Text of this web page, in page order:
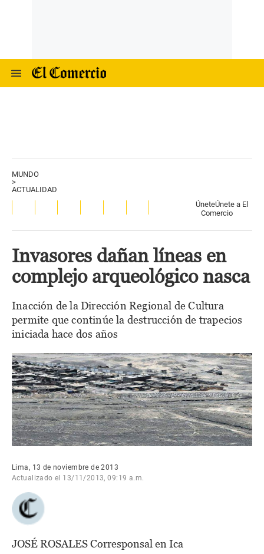
MUNDO
>
ACTUALIDAD
ÚneteÚnete a El
Comercio
Invasores dañan líneas en
complejo arqueológico nasca
Inacción de la Dirección Regional de Cultura
permite que continúe la destrucción de trapecios
iniciada hace dos años
Lima, 13 de noviembre de 2013
Actualizado el 13/11/2013, 09:19 a.m.
JOSÉ ROSALES Corresponsal en Ica